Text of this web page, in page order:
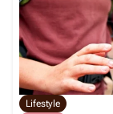
Lifestyle